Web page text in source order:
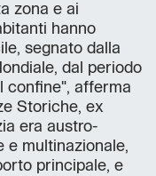
zona e ai
hanno
segnato dalla
dal periodo
confine", afferma
Storiche, ex
era austro-
e multinazionale,
principale, e